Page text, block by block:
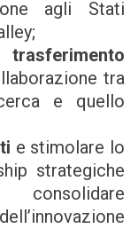
agli Stati
trasferimento
tra
e quello
e stimolare lo
strategiche